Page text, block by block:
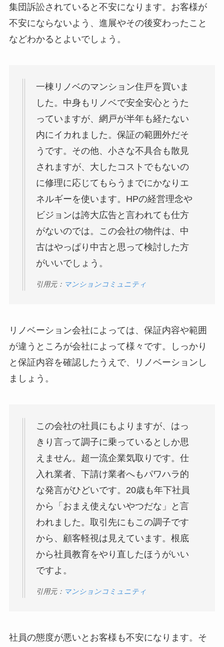
集団訴訟されていると不安になります。お客様が
不安にならないよう、進展やその後変わったこと
などわかるとよいでしょう。
一棟リノベのマンション住戸を買いま
した。中身もリノベで安全安心とうた
っていますが、網戸が半年も経たない
内にイカれました。保証の範囲外だそ
うです。その他、小さな不具合も散見
されますが、大したコストでもないの
に修理に応じてもらうまでにかなりエ
ネルギーを使います。HPの経営理念や
ビジョンは誇大広告と言われても仕方
がないのでは。この会社の物件は、中
古はやっぱり中古と思って検討した方
がいいでしょう。
引用元： マンションコミュニティ
リノベーション会社によっては、保証内容や範囲
が違うところが会社によって様々です。しっかり
と保証内容を確認したうえで、リノベーションし
ましょう。
この会社の社員にもよりますが、はっ
きり言って調子に乗っているとしか思
えません。超一流企業気取りです。仕
入れ業者、下請け業者へもパワハラ的
な発言がひどいです。20歳も年下社員
から「おまえ使えないやつだな」と言
われました。取引先にもこの調子です
から、顧客軽視は見えています。根底
から社員教育をやり直したほうがいい
ですよ。
引用元： マンションコミュニティ
社員の態度が悪いとお客様も不安になります。そ